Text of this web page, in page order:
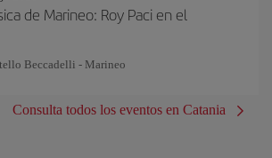
de Marineo: Roy Paci en el
Beccadelli - Marineo
Consulta todos los eventos en Catania